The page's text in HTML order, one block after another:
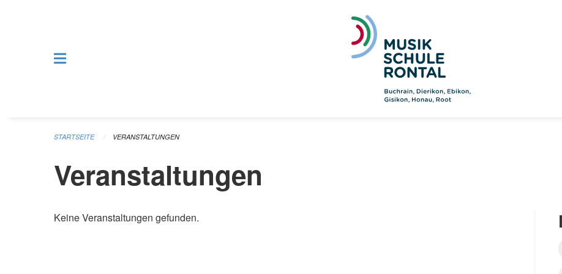
STARTSEITE VERANSTALTUNGEN
Veranstaltungen
Keine Veranstaltungen gefunden.